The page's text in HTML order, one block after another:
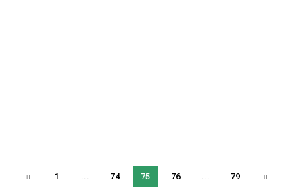
1 ... 74 75 76 ... 79